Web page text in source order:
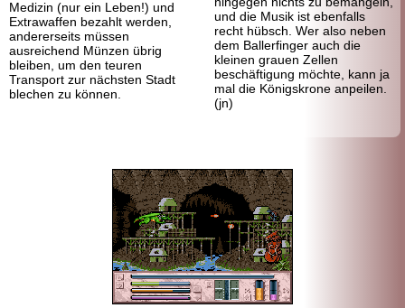
Medizin (nur ein Leben!) und
Extrawaffen bezahlt werden,
andererseits müssen
ausreichend Münzen übrig
bleiben, um den teuren
Transport zur nächsten Stadt
blechen zu können.
und die Musik ist ebenfalls
recht hübsch. Wer also neben
dem Ballerfinger auch die
kleinen grauen Zellen
beschäftigung möchte, kann ja
mal die Königskrone anpeilen.
(jn)